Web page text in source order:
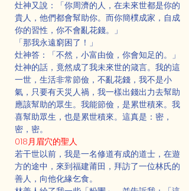
灶神又說：「你周濟的人，在未來世都是你的
貴人，他們都會幫助你。而你簡樸成家，自成
你的習性，你不會亂花錢。」
「那我永遠窮困了！」
灶神答：「不然，小富由儉，你會知足的。」
灶神的話，竟然成了我未來世的箴言。我的這
一世，生活非常節儉，不亂花錢，我不是小
氣，只要有天災人禍，我一樣出錢出力去幫助
應該幫助的眾生。我能節儉，是累世積來。我
喜幫助眾生，也是累世積來。這真是：密，
密，密。
018月眉穴的聖人
若干世以前，我是一名修道有成的道士，在遊
方的途中，來到福建莆田，拜訪了一位林氏的
善人，向他化緣乞食。